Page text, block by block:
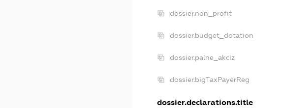
dossier.non_profit
dossier.budget_dotation
dossier.palne_akciz
dossier.bigTaxPayerReg
dossier.declarations.title